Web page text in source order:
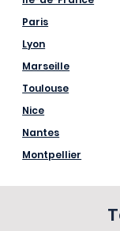
Paris
Lyon
Marseille
Toulouse
Nice
Nantes
Montpellier